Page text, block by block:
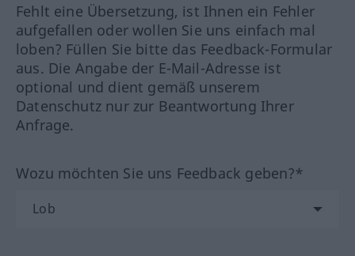
Fehlt eine Übersetzung, ist Ihnen ein Fehler
aufgefallen oder wollen Sie uns einfach mal
loben? Füllen Sie bitte das Feedback-Formular
aus. Die Angabe der E-Mail-Adresse ist
optional und dient gemäß unserem
Datenschutz nur zur Beantwortung Ihrer
Anfrage.
Wozu möchten Sie uns Feedback geben?*